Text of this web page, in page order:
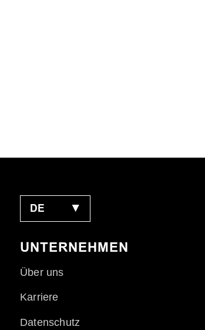
DE ▼
UNTERNEHMEN
Über uns
Karriere
Datenschutz